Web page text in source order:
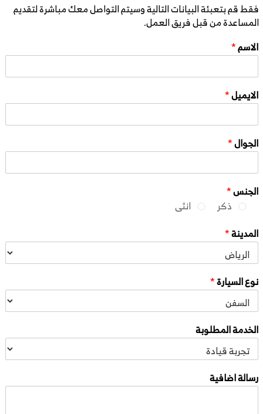
فقط قم بتعبئة البيانات التالية وسيتم التواصل معك مباشرة لتقديم
المساعدة من قبل فريق العمل.
الاسم*
الايميل*
الجوال*
الجنس*
ذكر
انثى
المدينة*
نوع السيارة*
الخدمة المطلوبة
رسالة اضافية